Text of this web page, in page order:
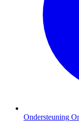
Ondersteuning